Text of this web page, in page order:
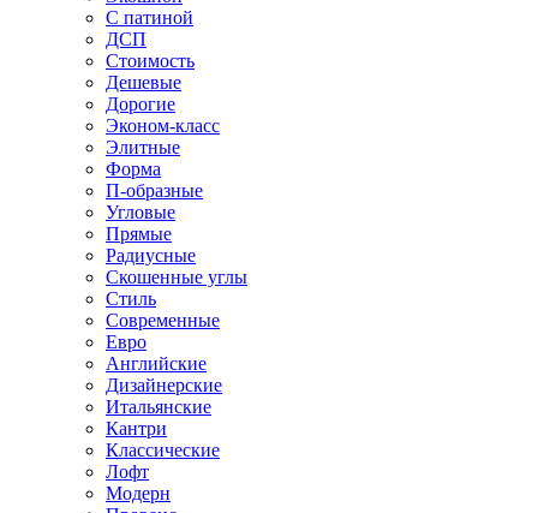
С патиной
ДСП
Стоимость
Дешевые
Дорогие
Эконом-класс
Элитные
Форма
П-образные
Угловые
Прямые
Радиусные
Скошенные углы
Стиль
Современные
Евро
Английские
Дизайнерские
Итальянские
Кантри
Классические
Лофт
Модерн